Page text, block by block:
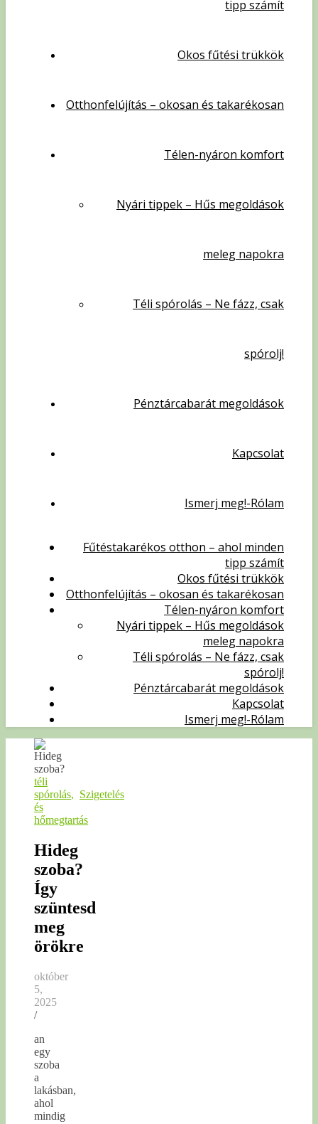
tipp számít
Okos fűtési trükkök
Otthonfelújítás – okosan és takarékosan
Télen-nyáron komfort
Nyári tippek – Hűs megoldások
meleg napokra
Téli spórolás – Ne fázz, csak
spórolj!
Pénztárcabarát megoldások
Kapcsolat
Ismerj meg!-Rólam
Fűtéstakarékos otthon – ahol minden
tipp számít
Okos fűtési trükkök
Otthonfelújítás – okosan és takarékosan
Télen-nyáron komfort
Nyári tippek – Hűs megoldások
meleg napokra
Téli spórolás – Ne fázz, csak
spórolj!
Pénztárcabarát megoldások
Kapcsolat
Ismerj meg!-Rólam
téli
spórolás, Szigetelés
és
hőmegtartás
Hideg
szoba?
Így
szüntesd
meg
örökre
október
5,
2025
/
an
egy
szoba
a
lakásban,
ahol
mindig